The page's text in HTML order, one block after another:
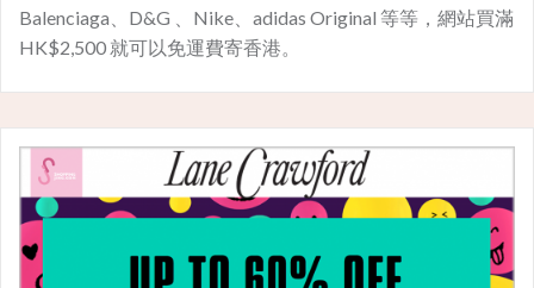
Balenciaga、D&G 、Nike、adidas Original 等等，網站買滿
HK$2,500 就可以免運費寄香港。